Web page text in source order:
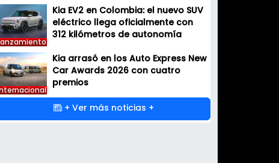
Kia EV2 en Colombia: el nuevo SUV
eléctrico llega oficialmente con
312 kilómetros de autonomía
Kia arrasó en los Auto Express New
Car Awards 2026 con cuatro
premios
+ Ver más noticias +